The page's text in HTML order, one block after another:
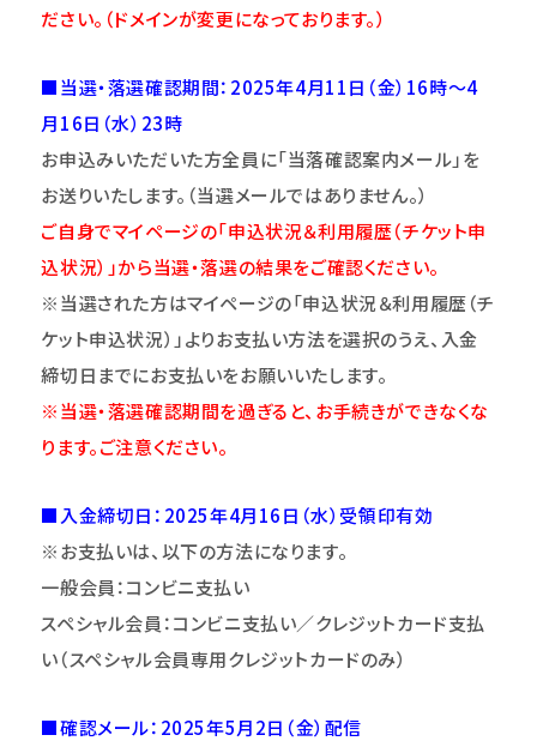
ださい。（ドメインが変更になっております。）
■当選・落選確認期間：2025年4月11日（金）16時～4
月16日（水）23時
お申込みいただいた方全員に「当落確認案内メール」を
お送りいたします。（当選メールではありません。）
ご自身でマイページの「申込状況＆利用履歴（チケット申
込状況）」から当選・落選の結果をご確認ください。
※当選された方はマイページの「申込状況＆利用履歴（チ
ケット申込状況）」よりお支払い方法を選択のうえ、入金
締切日までにお支払いをお願いいたします。
※当選・落選確認期間を過ぎると、お手続きができなくな
ります。ご注意ください。
■入金締切日：2025年4月16日（水）受領印有効
※お支払いは、以下の方法になります。
一般会員：コンビニ支払い
スペシャル会員：コンビニ支払い／クレジットカード支払
い（スペシャル会員専用クレジットカードのみ）
■確認メール：2025年5月2日（金）配信